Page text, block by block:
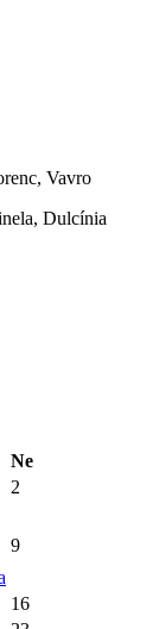
Vavro
Dulcínia
Ne
2
9
16